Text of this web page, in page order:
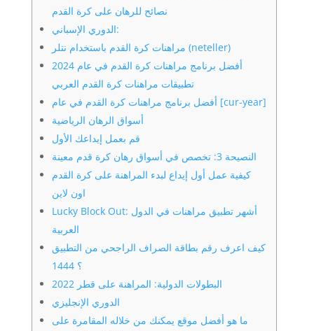
نصائح للرهان على كرة القدم
الدوري الإسباني:
مراهنات كرة القدم باستخدام نتلر (neteller)
أفضل برنامج مراهنات كرة القدم في عام 2024
تطبيقات مراهنات كرة القدم العربي
أفضل برنامج مراهنات كرة القدم في عام [cur-year]
أسواق الرهان الرياضية
قم بعمل إيداعك الأول
النصيحة 3: تخصص في أسواق رهان كرة قدم معينة
كيفية عمل أول إيداع لبدء المراهنة على كرة القدم
اون لاين
Lucky Block Out: أشهر تطبيق مراهنات في الدول
العربية
كيف اعرف رقم بطاقة الصراف الراجحي من التطبيق
؟ 1444
البطولات الدولية: المراهنة على قطر 2022
الدوري الإنجليزي
ما هو أفضل موقع يمكنك من خلاله المقامرة على